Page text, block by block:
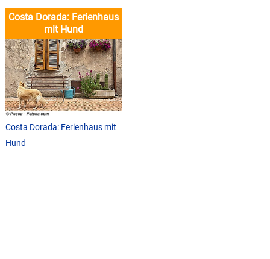
Costa Dorada: Ferienhaus
mit Hund
Costa Dorada: Ferienhaus mit
Hund